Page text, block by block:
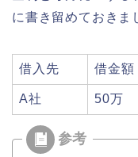
に書き留めておきま
借入先 借金額
A社 50万